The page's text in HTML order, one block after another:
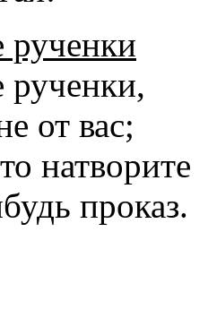
от вас;
натворите
проказ.